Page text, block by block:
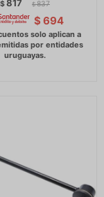
$817 $ 837
$ 694